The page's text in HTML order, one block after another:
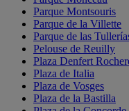
Parque Montsouris
Parque de la Villette
Parque de las
Pelouse de Reuilly
Plaza Denfert
Plaza de Italia
Plaza de Vosges
Plaza de la Bastilla